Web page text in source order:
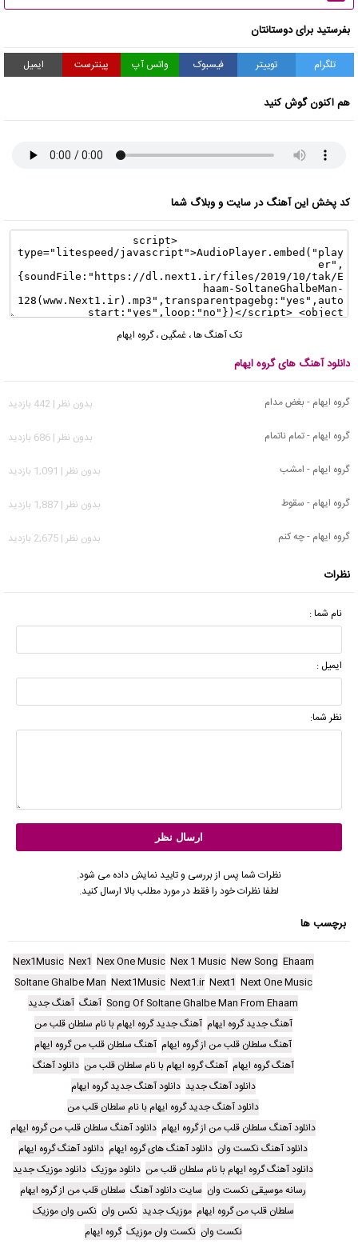
بفرستید برای دوستانتان
تلگرام توییتر فیسبوک واتس آپ پینترست ایمیل
هم اکنون گوش کنید
کد پخش این آهنگ در سایت و وبلاگ شما
تک آهنگ ها،غمگین ،گروه ایهام
دانلود آهنگ های گروه ایهام
گروه ایهام - بغض مدام
بدون نظر | 442 بازدید
گروه ایهام - تمام ناتمام
بدون نظر | 686 بازدید
گروه ایهام - امشب
بدون نظر | 1,091 بازدید
گروه ایهام - سقوط
بدون نظر | 1,887 بازدید
گروه ایهام - چه کنم
بدون نظر | 2,675 بازدید
نظرات
نام شما :
ایمیل :
نظر شما:
نظرات شما پس از بررسی و تایید نمایش داده می شود.
لطفا نظرات خود را فقط در مورد مطلب بالا ارسال کنید.
برچسب ها
Ehaam
New Song
Nex 1 Music
Nex One Music
Nex1
Nex1Music
Next One Music
Next1
Next1.ir
Next1Music
Soltane Ghalbe Man
Song Of Soltane Ghalbe Man From Ehaam آهنگ آهنگ جدید
آهنگ جدید گروه ایهام آهنگ جدید گروه ایهام با نام سلطان قلب من
آهنگ سلطان قلب من از گروه ایهام آهنگ سلطان قلب من گروه ایهام
آهنگ گروه ایهام آهنگ گروه ایهام با نام سلطان قلب من دانلود آهنگ
دانلود آهنگ جدید دانلود آهنگ جدید گروه ایهام
دانلود آهنگ جدید گروه ایهام با نام سلطان قلب من
دانلود آهنگ سلطان قلب من از گروه ایهام دانلود آهنگ سلطان قلب من گروه ایهام
دانلود آهنگ نکست وان دانلود آهنگ های گروه ایهام دانلود آهنگ گروه ایهام
دانلود آهنگ گروه ایهام با نام سلطان قلب من دانلود موزیک دانلود موزیک جدید
رسانه موسیقی نکست وان سایت دانلود آهنگ سلطان قلب من از گروه ایهام
سلطان قلب من گروه ایهام موزیک جدید نکس وان نکس وان موزیک
نکست وان نکست وان موزیک گروه ایهام